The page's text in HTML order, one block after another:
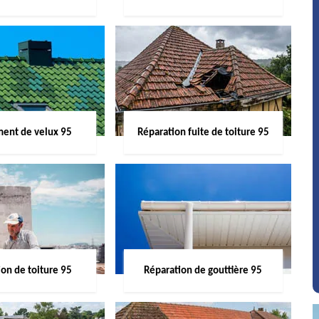
de velux 95 Réparation fuite de toiture 95
de toiture 95 Réparation de gouttière 95